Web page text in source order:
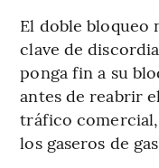
El doble bloqueo
clave de
ponga fin a su
antes de reabrir
tráfico
los gaseros de